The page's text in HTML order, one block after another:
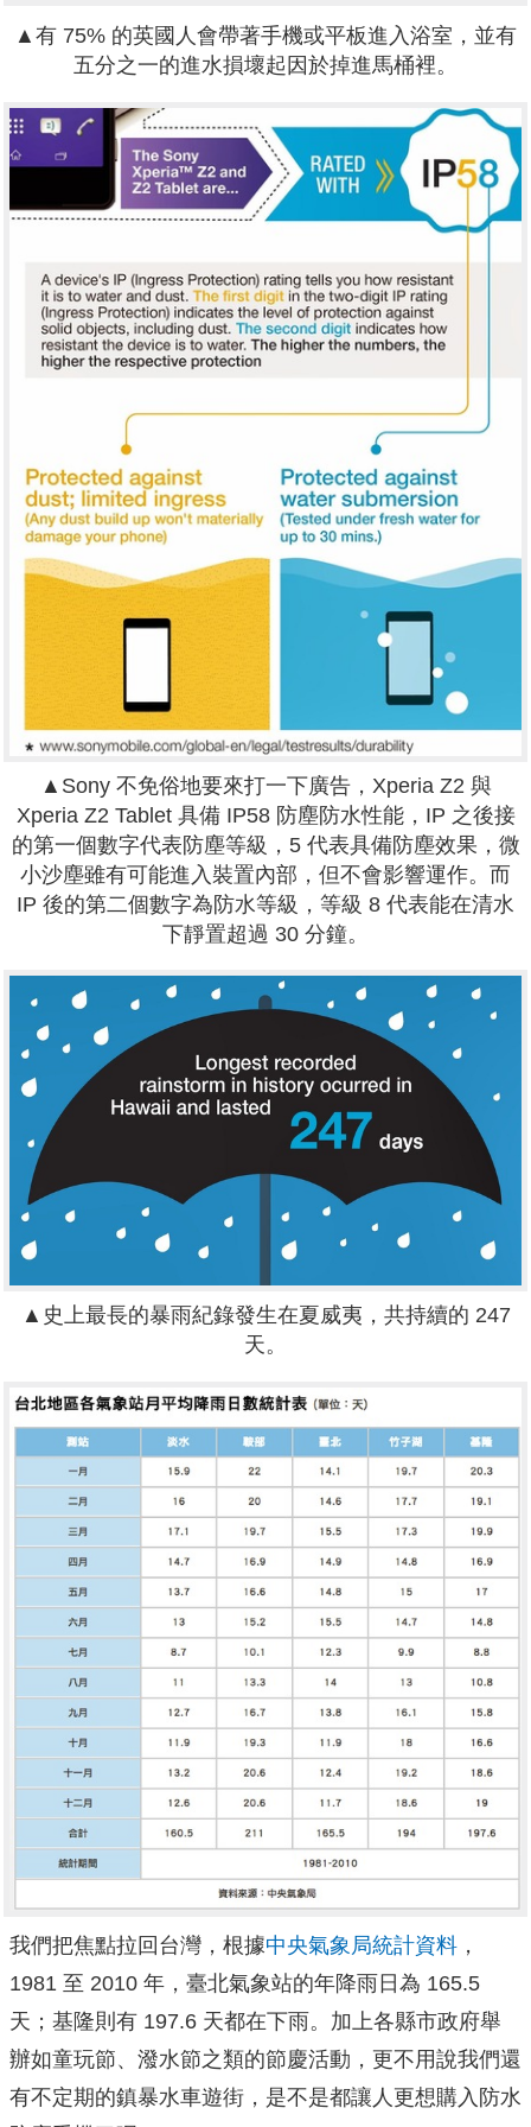
▲有 75% 的英國人會帶著手機或平板進入浴室，並有
五分之一的進水損壞起因於掉進馬桶裡。
▲Sony 不免俗地要來打一下廣告，Xperia Z2 與
Xperia Z2 Tablet 具備 IP58 防塵防水性能，IP 之後接
的第一個數字代表防塵等級，5 代表具備防塵效果，微
小沙塵雖有可能進入裝置內部，但不會影響運作。而
IP 後的第二個數字為防水等級，等級 8 代表能在清水
下靜置超過 30 分鐘。
▲史上最長的暴雨紀錄發生在夏威夷，共持續的 247
天。
我們把焦點拉回台灣，根據中央氣象局統計資料 ，
1981 至 2010 年，臺北氣象站的年降雨日為 165.5
天；基隆則有 197.6 天都在下雨。加上各縣市政府舉
辦如童玩節、潑水節之類的節慶活動，更不用說我們還
有不定期的鎮暴水車遊街，是不是都讓人更想購入防水